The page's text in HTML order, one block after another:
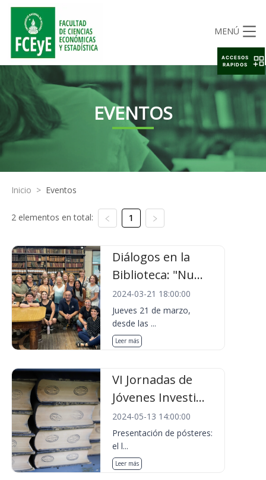
MENÚ
EVENTOS
Inicio > Eventos
2 elementos en total: 1
Diálogos en la
Biblioteca: "Nu...
2024-03-21 18:00:00
Jueves 21 de marzo,
desde las ...
Leer más
VI Jornadas de
Jóvenes Investi...
2024-05-13 14:00:00
Presentación de pósteres:
el l...
Leer más
ACCESOS
RAPIDOS